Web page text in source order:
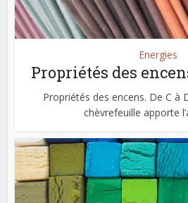
Energies
Propriétés des
Propriétés des encens. De C à
chèvrefeuille apporte